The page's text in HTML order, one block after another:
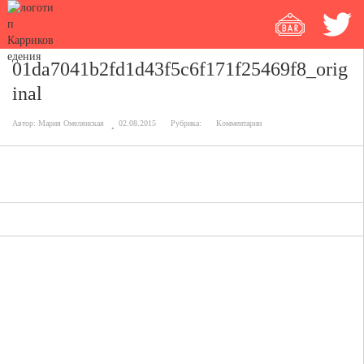
01da7041b2fd1d43f5c6f171f25469f8_orig
inal
Автор: Мария Омелянская 02.08.2015 Рубрика: Комментарии